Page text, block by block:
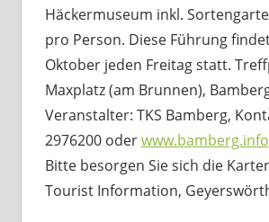
Häckermuseum inkl.
pro Person. Diese Führung
Oktober jeden Freitag statt.
Maxplatz (am Brunnen),
Veranstalter: TKS Bamberg,
2976200 oderwww.bamberg.info
Bitte besorgen Sie sich die
Tourist Information,